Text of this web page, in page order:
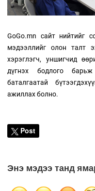
GoGo.mn сайт нийтийг
мэдээллийг олон талт
хэрэглэгч, уншигчид
дүгнэх бодлого
баталгаатай
ажиллах болно.
Post
Энэ мэдээ танд